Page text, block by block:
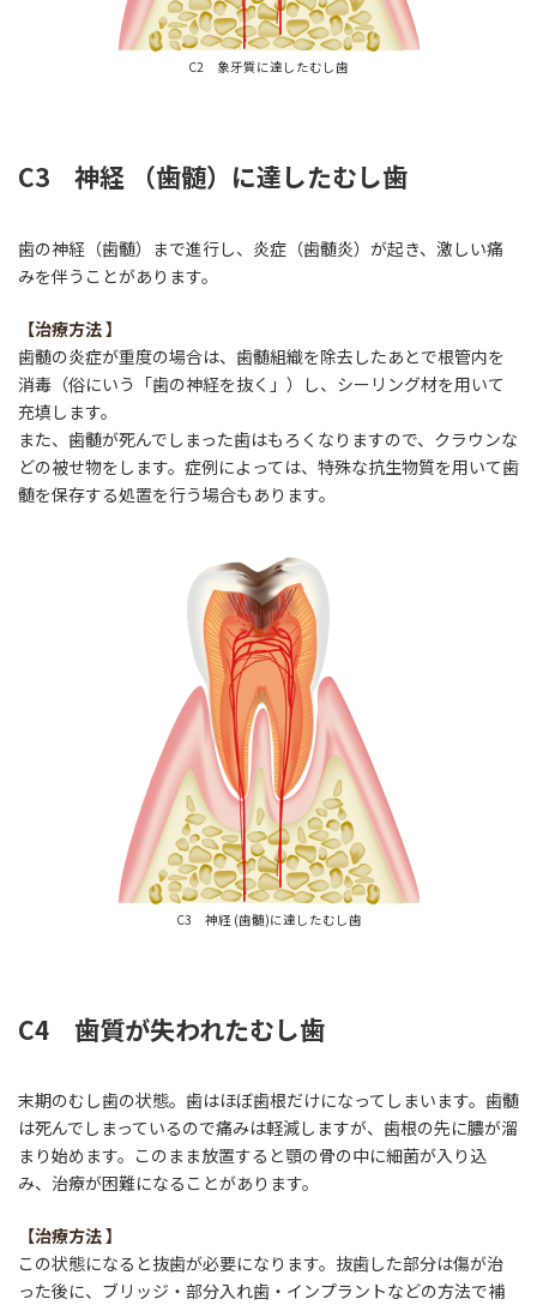
C2 象牙質に達したむし歯
C3 神経 （歯髄）に達したむし歯
歯の神経（歯髄）まで進行し、炎症（歯髄炎）が起き、激しい痛
みを伴うことがあります。
【治療方法】
歯髄の炎症が重度の場合は、歯髄組織を除去したあとで根管内を
消毒（俗にいう「歯の神経を抜く」）し、シーリング材を用いて
充填します。
また、歯髄が死んでしまった歯はもろくなりますので、クラウンな
どの被せ物をします。症例によっては、特殊な抗生物質を用いて歯
髄を保存する処置を行う場合もあります。
C3 神経 (歯髄)に達したむし歯
C4 歯質が失われたむし歯
末期のむし歯の状態。歯はほぼ歯根だけになってしまいます。歯髄
は死んでしまっているので痛みは軽減しますが、歯根の先に膿が溜
まり始めます。このまま放置すると顎の骨の中に細菌が入り込
み、治療が困難になることがあります。
【治療方法】
この状態になると抜歯が必要になります。抜歯した部分は傷が治
った後に、ブリッジ・部分入れ歯・インプラントなどの方法で補